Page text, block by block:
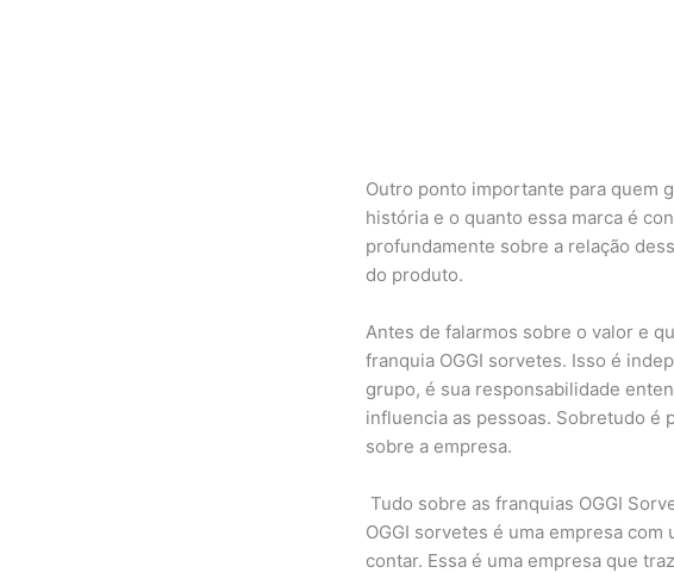
Outro ponto importante para quem
história e o quanto essa marca é
profundamente sobre a relação
do produto.
Antes de falarmos sobre o valor e
franquia OGGI sorvetes. Isso é
grupo, é sua responsabilidade
influencia as pessoas. Sobretudo é
sobre a empresa.
Tudo sobre as franquias OGGI
OGGI sorvetes é uma empresa
contar. Essa é uma empresa que